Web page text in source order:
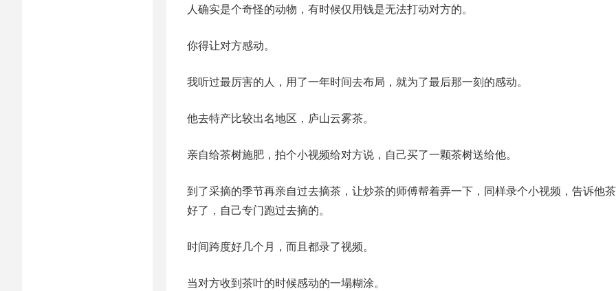
人确实是个奇怪的动物，有时候仅用钱是无法打动对方的。
你得让对方感动。
我听过最厉害的人，用了一年时间去布局，就为了最后那一刻的感动。
他去特产比较出名地区，庐山云雾茶。
亲自给茶树施肥，拍个小视频给对方说，自己买了一颗茶树送给他。
到了采摘的季节再亲自过去摘茶，让炒茶的师傅帮着弄一下，同样录个小视频，告诉他
好了，自己专门跑过去摘的。
时间跨度好几个月，而且都录了视频。
当对方收到茶叶的时候感动的一塌糊涂。